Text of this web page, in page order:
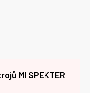
MI SPEKTER